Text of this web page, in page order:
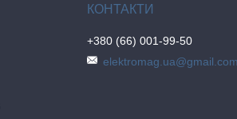
+380 (66) 001-99-50
elektromag.ua@gmail.com